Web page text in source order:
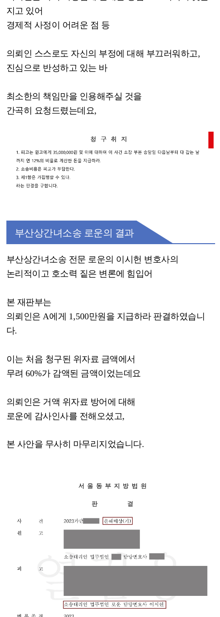
지고 있어
경제적 사정이 어려운 점 등
의뢰인 스스로도 자신의 부정에 대해 부끄러워하고 ,
진심으로 반성하고 있는 바
최소한의 책임만을 인용해주실 것을
간곡히 요청드렸는데요,
부산상간녀소송 로운의 결과
부산상간녀소송 전문 로운의 이시헌 변호사의
논리적이고 호소력 짙은 변론에 힘입어
본 재판부는
의뢰인은 A에게 1,500만원을 지급하라 판결하였습니
다.
이는 처음 청구된 위자료 금액에서
무려60%가 감액된 금액이었는데요
의뢰인은 거액 위자료 방어에 대해
로운에 감사인사를 전해오셨고,
본 사안을 무사히 마무리지었습니다.